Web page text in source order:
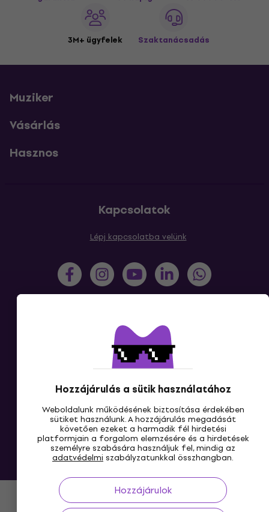
Hozzájárulás a sütik használatához
Weboldalunk működésének biztosítása érdekében
sütiket használunk. A hozzájárulás megadását
követően ezeket a harmadik fél hirdetési
platformjain a forgalom elemzésére és a hirdetések
személyre szabására használjuk fel, mindig az
adatvédelmi szabályzatunkkal összhangban.
Hozzájárulok
3M+ ügyfelek Szaktanácsadás
Muziker
Vásárlás
Hasznos
Kapcsolatok
Lépj kapcsolatba velünk
HU